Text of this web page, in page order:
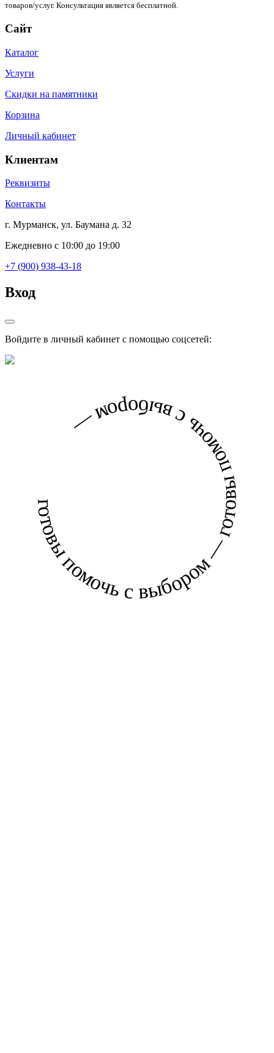
товаров/услуг. Консультация является бесплатной.
Сайт
Каталог
Услуги
Скидки на памятники
Корзина
Личный кабинет
Клиентам
Реквизиты
Контакты
г. Мурманск, ул. Баумана д. 32
Ежедневно с 10:00 до 19:00
+7 (900) 938-43-18
Вход
Войдите в личный кабинет с помощью соцсетей:
готовы помочь с выбором — готовы помочь с выбором —